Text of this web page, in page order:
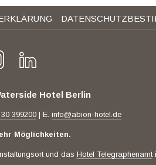
Hotel Berlin
399200 | E. info@abion-hotel.de
Möglichkeiten.
und das Hotel Telegraphenamt